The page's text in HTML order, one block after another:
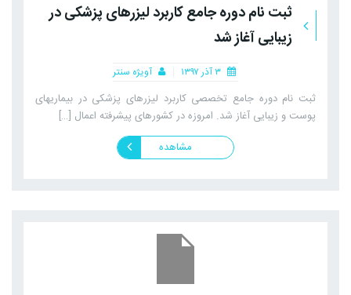
ثبت نام دوره جامع کاربرد لیزرهای پزشکی در
زیبایی آغاز شد
آویژه سنتر
ثبت نام دوره جامع تخصصی کاربرد لیزرهای پزشکی در بیماریهای
پوست و زیبایی آغاز شد. امروزه در کشورهای پیشرفته اعمال […]
مشاهده